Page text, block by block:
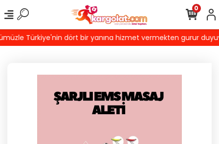
Türkiye'nin dört bir yanına hizmet vermekten gurur
0